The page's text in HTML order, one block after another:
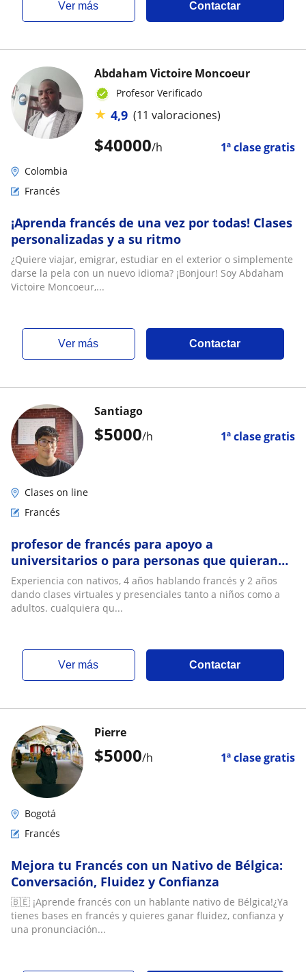
ver más Contactar
$40000/h 1ª clase gratis
Abdaham Victoire Moncoeur
Profesor Verificado
★ 4,9 (11 valoraciones)
Colombia
Francés
¡Aprenda francés de una vez por todas! Clases
personalizadas y a su ritmo
¿Quiere viajar, emigrar, estudiar en el exterior o simplemente
darse la pela con un nuevo idioma? ¡Bonjour! Soy Abdaham
Victoire Moncoeur,...
ver más Contactar
$5000/h 1ª clase gratis
Santiago
Clases on line
Francés
profesor de francés para apoyo a
universitarios o para personas que quieran
aprender francés
Experiencia con nativos, 4 años hablando francés y 2 años
dando clases virtuales y presenciales tanto a niños como a
adultos. cualquiera qu...
ver más Contactar
$5000/h 1ª clase gratis
Pierre
Bogotá
Francés
Mejora tu Francés con un Nativo de Bélgica:
Conversación, Fluidez y Confianza
🇧🇪 ¡Aprende francés con un hablante nativo de Bélgica!¿Ya
tienes bases en francés y quieres ganar fluidez, confianza y
una pronunciación...